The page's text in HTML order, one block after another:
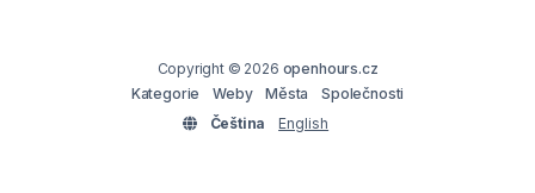
Copyright © 2026 openhours.cz
Kategorie
Weby Města
Společnosti
Čeština
English